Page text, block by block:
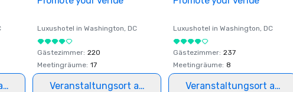
Luxushotel in Washington, DC
Gästezimmer: 220
Meetingräume: 17
Veranstaltungsort auswählen
Luxushotel in Washington, DC
Gästezimmer: 237
Meetingräume: 8
Veranstaltungsort